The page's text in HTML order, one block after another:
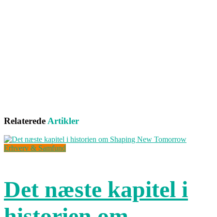
Relaterede Artikler
Erhverv & Samfund
Det næste kapitel i